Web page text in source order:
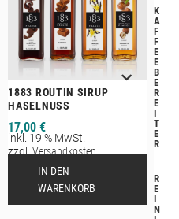
1883 ROUTIN SIRUP
HASELNUSS
17,00€
inkl. 19 % MwSt.
zzgl.Versandkosten
Lieferzeit:2-12 Tage
IN DEN
WARENKORB
K
A
F
F
E
E
B
E
R
E
I
T
E
R
R
E
I
N